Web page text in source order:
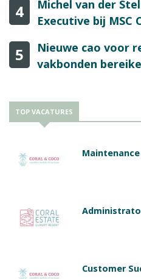
4
Michel van der
Executive bij MSC
5
Nieuwe cao voor
vakbonden
TOP VACATURES
Customer